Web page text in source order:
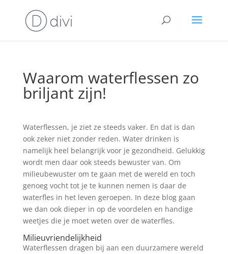
Waarom waterflessen zo
briljant zijn!
Waterflessen, je ziet ze steeds vaker. En dat is dan
ook zeker niet zonder reden. Water drinken is
namelijk heel belangrijk voor je gezondheid. Gelukkig
wordt men daar ook steeds bewuster van. Om
milieubewuster om te gaan met de wereld en toch
genoeg vocht tot je te kunnen nemen is daar de
waterfles in het leven geroepen. In deze blog gaan
we dan ook dieper in op de voordelen en handige
weetjes die je moet weten over de waterfles.
Milieuvriendelijkheid
Waterflessen dragen bij aan een duurzamere wereld